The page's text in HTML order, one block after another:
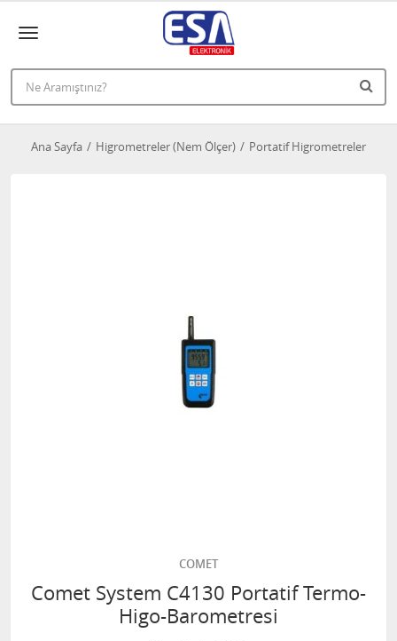
Ana Sayfa Higrometreler (Nem Ölçer) Portatif Higrometreler
COMET
Comet System C4130 Portatif Termo-
Higo-Barometresi